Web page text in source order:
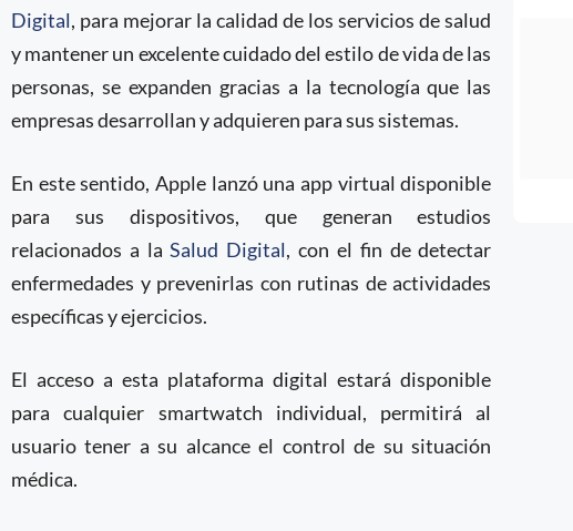
Digital, para mejorar la calidad de los servicios de salud
y mantener un excelente cuidado del estilo de vida de las
personas, se expanden gracias a la tecnología que las
empresas desarrollan y adquieren para sus sistemas.
En este sentido, Apple lanzó una app virtual disponible
para sus dispositivos, que generan estudios
relacionados a laSalud Digital, con el fin de detectar
enfermedades y prevenirlas con rutinas de actividades
específicas y ejercicios.
El acceso a esta plataforma digital estará disponible
para cualquier smartwatch individual, permitirá al
usuario tener a su alcance el control de su situación
médica.